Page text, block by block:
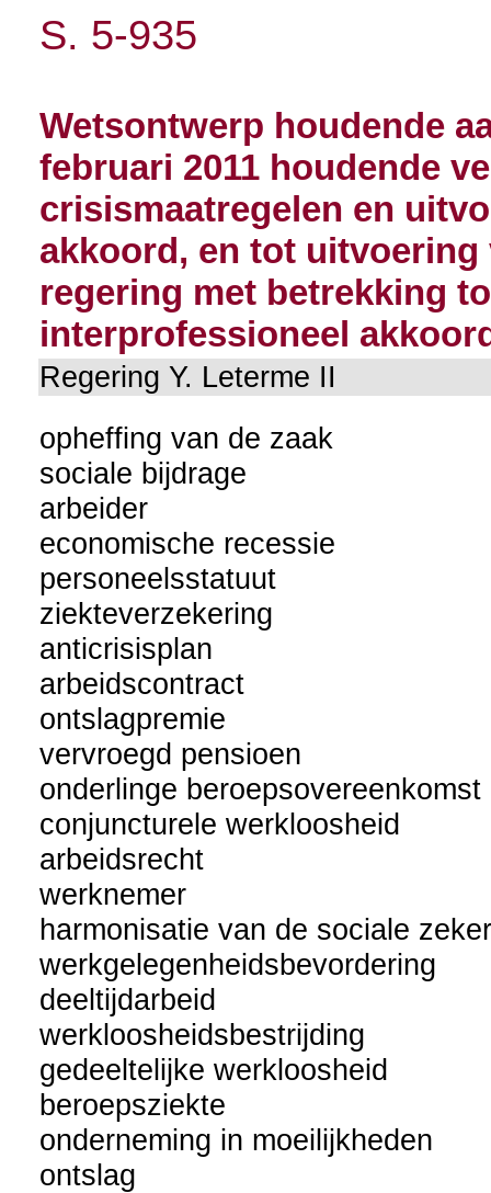
S. 5-935
Wetsontwerp houdende
februari 2011 houdende
crisismaatregelen en
akkoord, en tot
regering met betrekking
interprofessioneel
Regering Y. Leterme II
opheffing van de zaak
sociale bijdrage
arbeider
economische recessie
personeelsstatuut
ziekteverzekering
anticrisisplan
arbeidscontract
ontslagpremie
vervroegd pensioen
onderlinge beroepsovereenkomst
conjuncturele werkloosheid
arbeidsrecht
werknemer
harmonisatie van de sociale
werkgelegenheidsbevordering
deeltijdarbeid
werkloosheidsbestrijding
gedeeltelijke werkloosheid
beroepsziekte
onderneming in moeilijkheden
ontslag